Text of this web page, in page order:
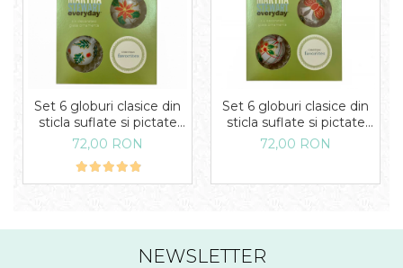
Set 6 globuri clasice din
sticla suflate si pictate
manual, Argcoms,
Fabrica lui Mos Craciun,
Martha Stewart, Model 1,
Multicolore, 60 mm,
72,00 RON
Set 6 globuri clasice din
sticla suflate si pictate
manual, Argcoms,
Fabrica lui Mos Craciun,
Multicolore, 60 mm,
72,00 RON
NEWSLETTER